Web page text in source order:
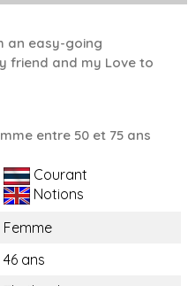
an easy-going
friend and my Love to
entre 50 et 75 ans
Courant
Notions
Femme
46 ans